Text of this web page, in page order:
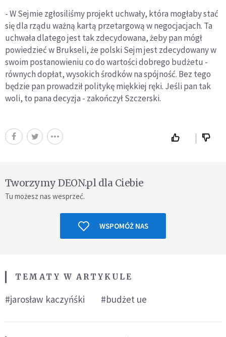
- W Sejmie zgłosiliśmy projekt uchwały, która mogłaby stać
się dla rządu ważną kartą przetargową w negocjacjach. Ta
uchwała dlatego jest tak zdecydowana, żeby pan mógł
powiedzieć w Brukseli, że polski Sejm jest zdecydowany w
swoim postanowieniu co do wartości dobrego budżetu -
równych dopłat, wysokich środków na spójność. Bez tego
będzie pan prowadził politykę miękkiej ręki. Jeśli pan tak
woli, to pana decyzja - zakończył Szczerski.
Tworzymy DEON.pl dla Ciebie
Tu możesz nas wesprzeć.
WSPOMÓŻ NAS
TEMATY W ARTYKULE
#jarosław kaczyńśki #budżet ue